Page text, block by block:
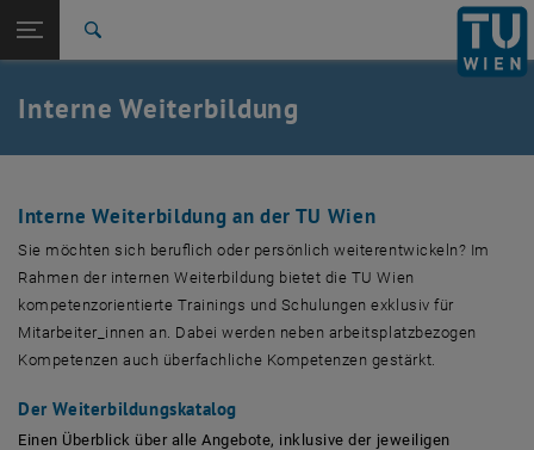
TU Login
Quicklinks
Quicklinks-Menü umschalten
Studium
Karriere
Zurück: Subseiten von Personalentwicklung auflisten
Personalentwicklung
Interne Weiterbildung
Interne Weiterbildung
Interne Weiterbildung an der TU Wien
Sie möchten sich beruflich oder persönlich weiterentwickeln? Im
Rahmen der internen Weiterbildung bietet die TU Wien
kompetenzorientierte Trainings und Schulungen exklusiv für
Mitarbeiter_innen an. Dabei werden neben arbeitsplatzbezogen
Kompetenzen auch überfachliche Kompetenzen gestärkt.
Der Weiterbildungskatalog
Einen Überblick über alle Angebote, inklusive der jeweiligen